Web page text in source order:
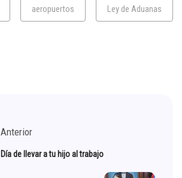
aeropuertos Ley de Aduanas
Anterior
Día de llevar a tu hijo al trabajo